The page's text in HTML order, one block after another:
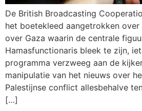
De British Broadcasting
het boetekleed aangetrokken
over Gaza waarin de centrale
Hamasfunctionaris bleek te zijn,
programma verzweeg aan de
manipulatie van het nieuws over
Palestijnse conflict allesbehalve
[…]